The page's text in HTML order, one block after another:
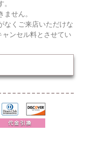
せん。
なくご来店いただけな
ンセル料とさせてい